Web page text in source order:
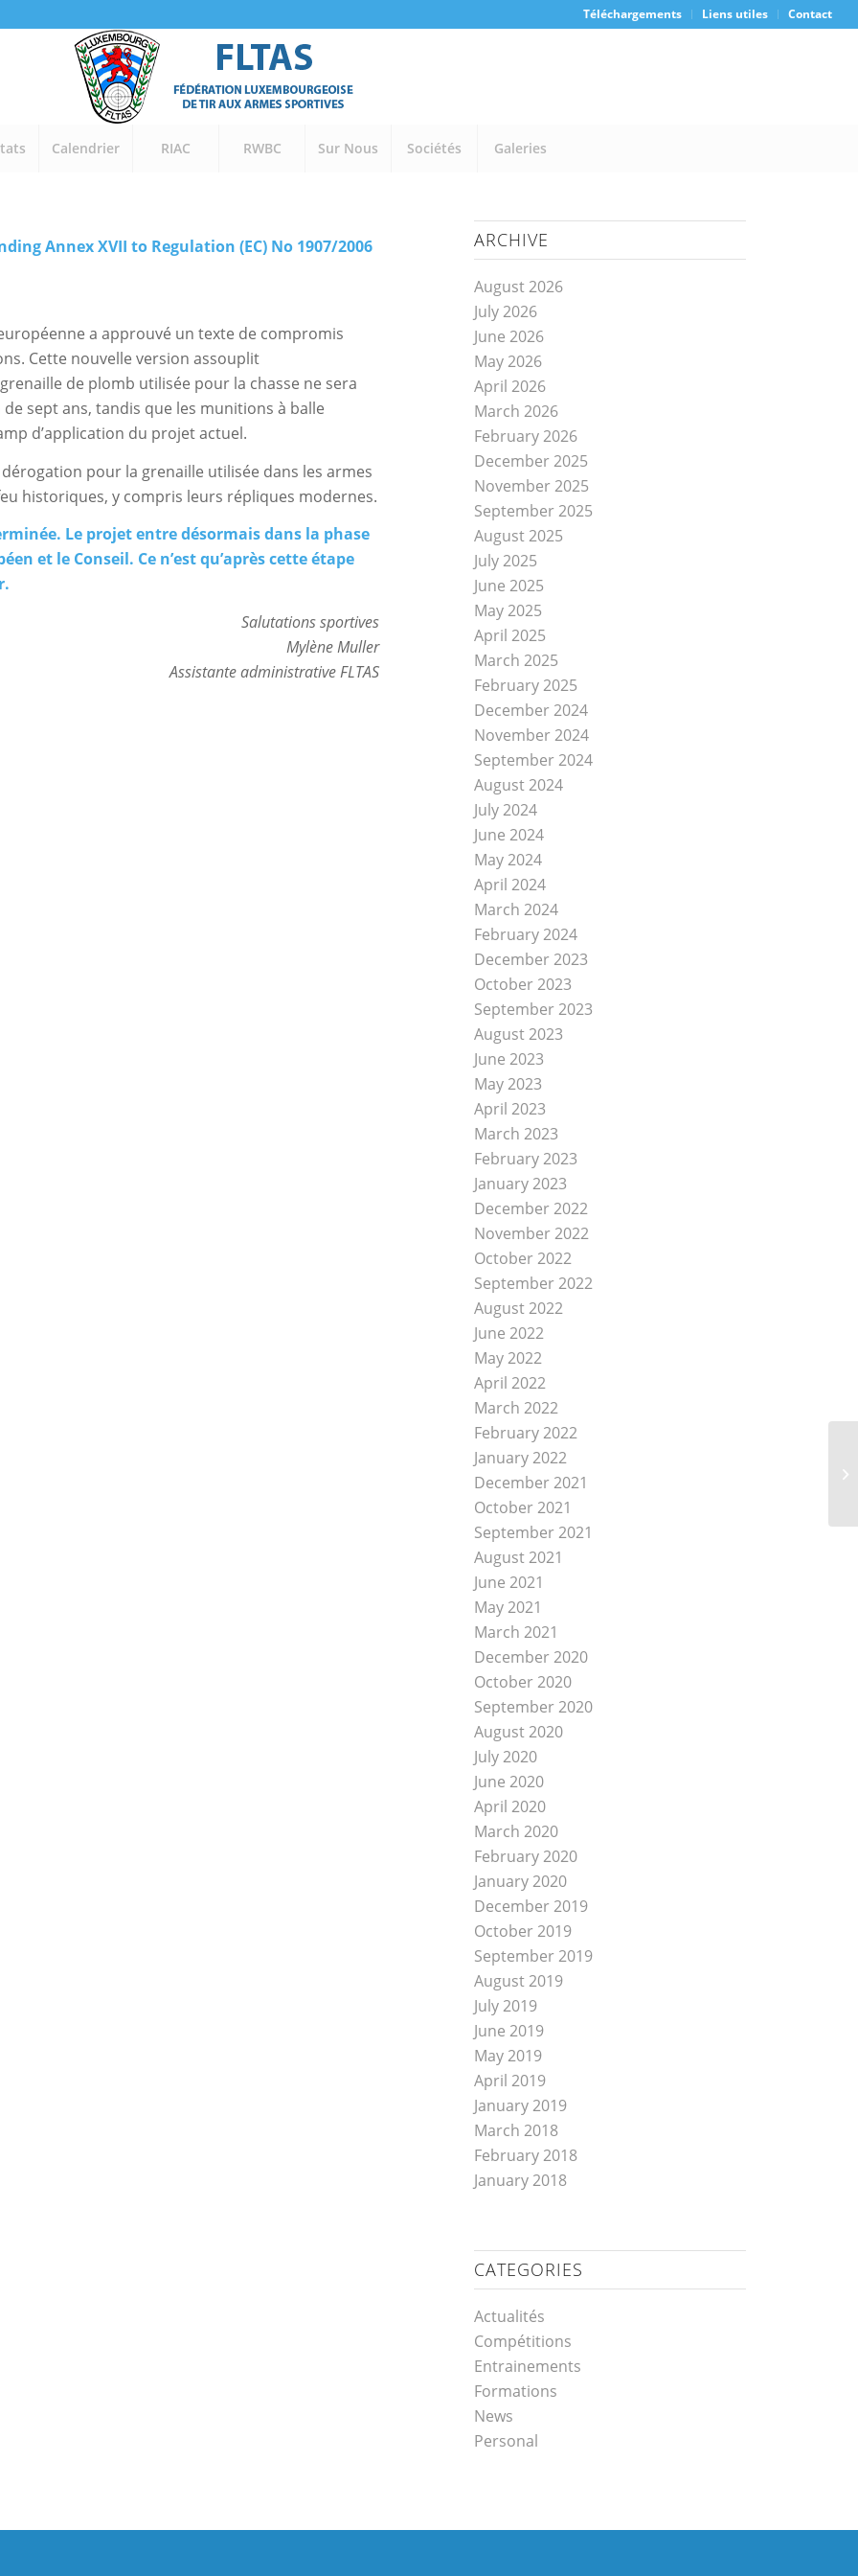
Téléchargements Liens utiles Contact
Calendrier RIAC RWBC Sur Nous Sociétés Galeries
Annex XVII to Regulation (EC) No 1907/2006
a approuvé un texte de compromis
Cette nouvelle version assouplit
de plomb utilisée pour la chasse ne sera
sept ans, tandis que les munitions à balle
d’application du projet actuel.
pour la grenaille utilisée dans les armes
historiques, y compris leurs répliques modernes.
Le projet entre désormais dans la phase
et le Conseil. Ce n’est qu’après cette étape
Salutations sportives
Mylène Muller
Assistante administrative FLTAS
ARCHIVE
August 2026
July 2026
June 2026
May 2026
April 2026
March 2026
February 2026
December 2025
November 2025
September 2025
August 2025
July 2025
June 2025
May 2025
April 2025
March 2025
February 2025
December 2024
November 2024
September 2024
August 2024
July 2024
June 2024
May 2024
April 2024
March 2024
February 2024
December 2023
October 2023
September 2023
August 2023
June 2023
May 2023
April 2023
March 2023
February 2023
January 2023
December 2022
November 2022
October 2022
September 2022
August 2022
June 2022
May 2022
April 2022
March 2022
February 2022
January 2022
December 2021
October 2021
September 2021
August 2021
June 2021
May 2021
March 2021
December 2020
October 2020
September 2020
August 2020
July 2020
June 2020
April 2020
March 2020
February 2020
January 2020
December 2019
October 2019
September 2019
August 2019
July 2019
June 2019
May 2019
April 2019
January 2019
March 2018
February 2018
January 2018
CATEGORIES
Actualités
Compétitions
Entrainements
Formations
News
Personal